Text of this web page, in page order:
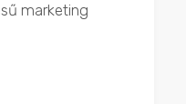
marketing